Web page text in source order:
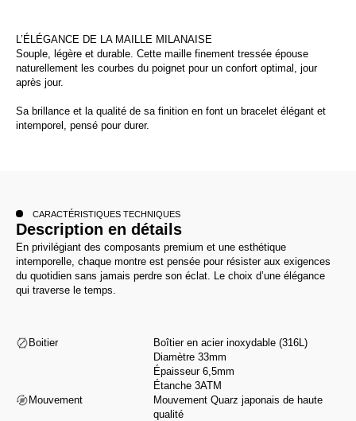
L’ÉLÉGANCE DE LA MAILLE MILANAISE
Souple, légère et durable. Cette maille finement tressée épouse
naturellement les courbes du poignet pour un confort optimal, jour
après jour.
Sa brillance et la qualité de sa finition en font un bracelet élégant et
intemporel, pensé pour durer.
CARACTÉRISTIQUES TECHNIQUES
Description en détails
En privilégiant des composants premium et une esthétique
intemporelle, chaque montre est pensée pour résister aux exigences
du quotidien sans jamais perdre son éclat. Le choix d’une élégance
qui traverse le temps.
Boitier
Boîtier en acier inoxydable (316L)
Diamètre 33mm
Épaisseur 6,5mm
Étanche 3ATM
Mouvement
Mouvement Quarz japonais de haute
qualité